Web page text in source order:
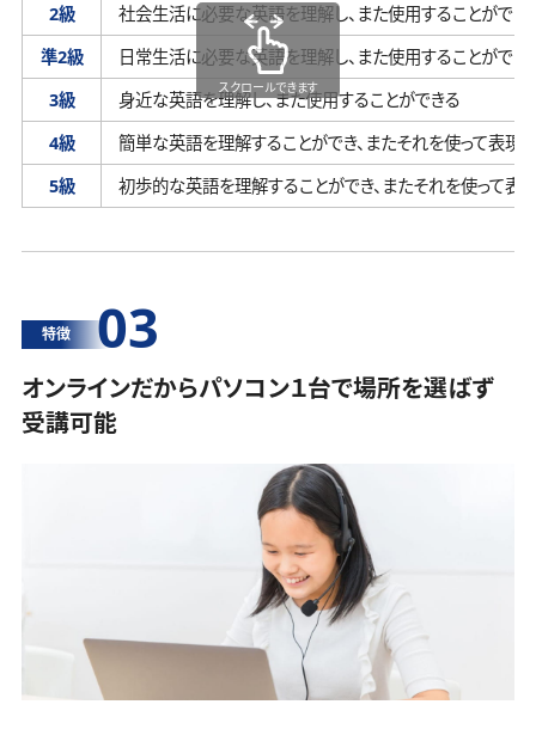
2級 社会生活に必要な英語を理解し、 また使用することができ
準2級
日常生活に必要な英語を理解し、 また使用することができ
3級
身近な英語を理解し、また使用することができる
4級
簡単な英語を理解することができ、 またそれを使って表現
5級
初歩的な英語を理解することができ、 またそれを使って表
スクロールできます
特徴 03
オンラインだからパソコン１台で場所を選ばず
受講可能